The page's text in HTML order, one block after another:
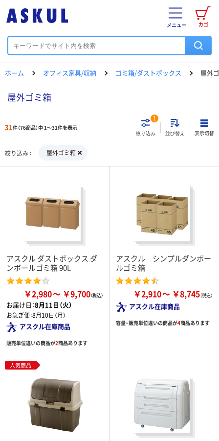
カゴ
メニュー
ホーム オフィス家具/収納 ゴミ箱/ダストボックス 屋外
屋外ゴミ箱
31件（76商品）中 1～31件を表示
絞り込み
1
並び替え 表示切替
絞り込み 屋外ゴミ箱
アスクル ダストボックス ダ
ンボールゴミ箱 90L
￥2,980 ￥9,700
お届け日：8月11日（火）
お急ぎ便：8月10日（月）
アスクル在庫商品
販売単位違いの商品が2商品あります
アスクル シンプルダンボー
ルゴミ箱
￥2,910 ￥8,745
アスクル在庫商品
容量・販売単位違いの商品が4商品あります
人気商品